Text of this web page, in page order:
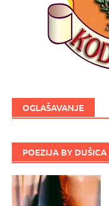
OGLAŠAVANJE
POEZIJA BY DUŠICA